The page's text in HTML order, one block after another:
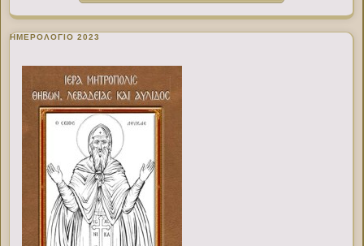
ΗΜΕΡΟΛΟΓΙΟ 2023